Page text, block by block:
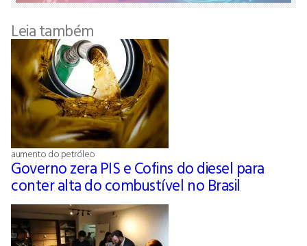
Leia também
aumento do petróleo
Governo zera PIS e Cofins do diesel para
conter alta do combustível no Brasil